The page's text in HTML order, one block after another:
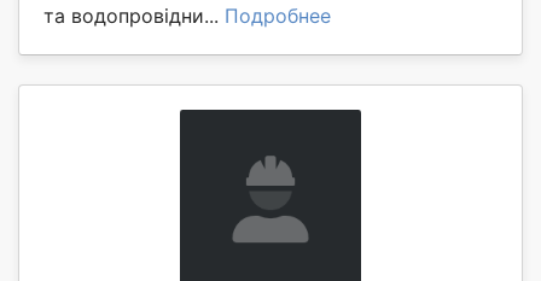
та водопровідни... Подробнее